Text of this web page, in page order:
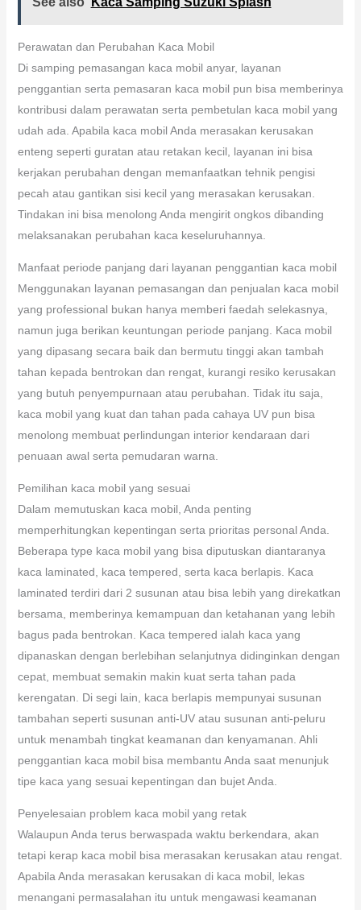
Perawatan dan Perubahan Kaca Mobil
Di samping pemasangan kaca mobil anyar, layanan
penggantian serta pemasaran kaca mobil pun bisa memberinya
kontribusi dalam perawatan serta pembetulan kaca mobil yang
udah ada. Apabila kaca mobil Anda merasakan kerusakan
enteng seperti guratan atau retakan kecil, layanan ini bisa
kerjakan perubahan dengan memanfaatkan tehnik pengisi
pecah atau gantikan sisi kecil yang merasakan kerusakan.
Tindakan ini bisa menolong Anda mengirit ongkos dibanding
melaksanakan perubahan kaca keseluruhannya.
Manfaat periode panjang dari layanan penggantian kaca mobil
Menggunakan layanan pemasangan dan penjualan kaca mobil
yang professional bukan hanya memberi faedah selekasnya,
namun juga berikan keuntungan periode panjang. Kaca mobil
yang dipasang secara baik dan bermutu tinggi akan tambah
tahan kepada bentrokan dan rengat, kurangi resiko kerusakan
yang butuh penyempurnaan atau perubahan. Tidak itu saja,
kaca mobil yang kuat dan tahan pada cahaya UV pun bisa
menolong membuat perlindungan interior kendaraan dari
penuaan awal serta pemudaran warna.
Pemilihan kaca mobil yang sesuai
Dalam memutuskan kaca mobil, Anda penting
memperhitungkan kepentingan serta prioritas personal Anda.
Beberapa type kaca mobil yang bisa diputuskan diantaranya
kaca laminated, kaca tempered, serta kaca berlapis. Kaca
laminated terdiri dari 2 susunan atau bisa lebih yang direkatkan
bersama, memberinya kemampuan dan ketahanan yang lebih
bagus pada bentrokan. Kaca tempered ialah kaca yang
dipanaskan dengan berlebihan selanjutnya didinginkan dengan
cepat, membuat semakin makin kuat serta tahan pada
kerengatan. Di segi lain, kaca berlapis mempunyai susunan
tambahan seperti susunan anti-UV atau susunan anti-peluru
untuk menambah tingkat keamanan dan kenyamanan. Ahli
penggantian kaca mobil bisa membantu Anda saat menunjuk
tipe kaca yang sesuai kepentingan dan bujet Anda.
Penyelesaian problem kaca mobil yang retak
Walaupun Anda terus berwaspada waktu berkendara, akan
tetapi kerap kaca mobil bisa merasakan kerusakan atau rengat.
Apabila Anda merasakan kerusakan di kaca mobil, lekas
menangani permasalahan itu untuk mengawasi keamanan